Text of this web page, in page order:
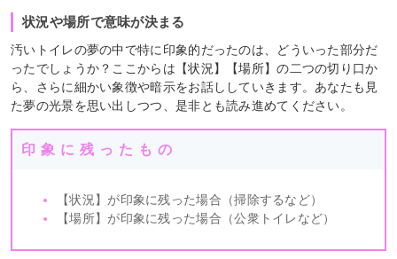
状況や場所で意味が決まる
汚いトイレの夢の中で特に印象的だったのは、どういった部分だ
ったでしょうか？ここからは【状況】【場所】の二つの切り口か
ら、さらに細かい象徴や暗示をお話ししていきます。あなたも見
た夢の光景を思い出しつつ、是非とも読み進めてください。
印象に残ったもの
【状況】が印象に残った場合（掃除するなど）
【場所】が印象に残った場合（公衆トイレなど）